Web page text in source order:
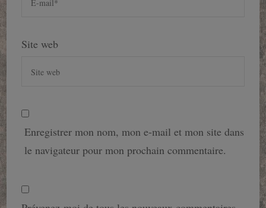
Site web
Enregistrer mon nom, mon e-mail et mon site dans
le navigateur pour mon prochain commentaire.